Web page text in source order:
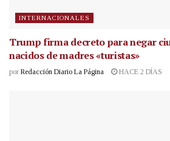
INTERNACIONALES
Trump firma decreto para negar
nacidos de madres «turistas»
por Redacción Diario La Página HACE 2 DÍAS